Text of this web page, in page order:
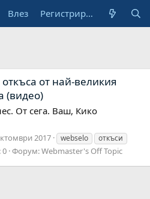
Влез Регистрирай се
от най-великия
(видео)
От сега. Ваш, Кико
2017 webselo
откъси
0 Форум:Webmaster's Off Topic